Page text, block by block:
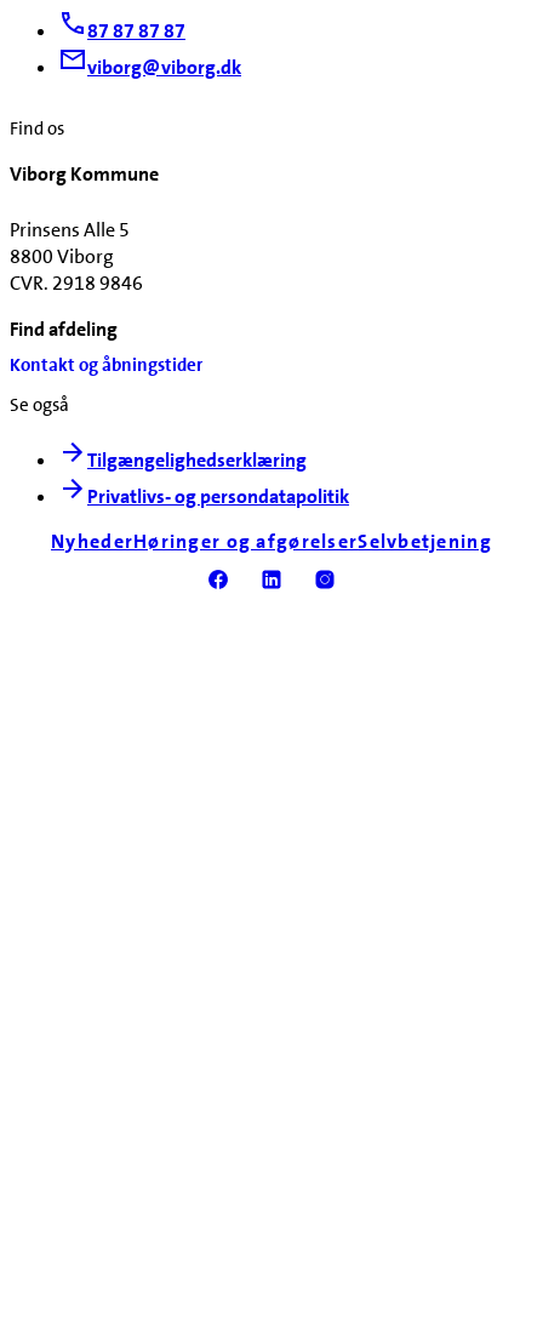
87 87 87 87
viborg@viborg.dk
Find os
Viborg Kommune
Prinsens Alle 5
8800 Viborg
CVR. 2918 9846
Find afdeling
Kontakt og åbningstider
Se også
Tilgængelighedserklæring
Privatlivs- og persondatapolitik
NyhederHøringer og afgørelserSelvbetjening